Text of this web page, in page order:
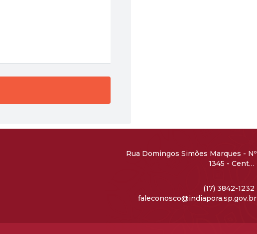
Rua Domingos Simões Marques - Nº
1345 - Centro
(17) 3842-1232
faleconosco@indiapora.sp.gov.br